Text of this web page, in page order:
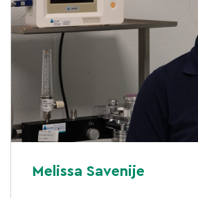
Melissa Savenije